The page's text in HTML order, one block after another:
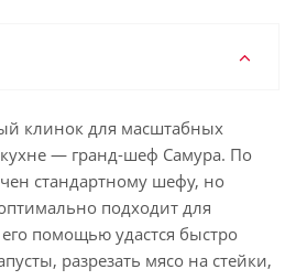
клинок для масштабных
— гранд-шеф Самура. По
стандартному шефу, но
подходит для
помощью удастся быстро
разрезать мясо на стейки,